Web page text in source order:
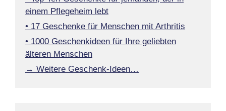
einem Pflegeheim lebt
• 17 Geschenke für Menschen mit Arthritis
• 1000 Geschenkideen für Ihre geliebten
älteren Menschen
→ Weitere Geschenk-Ideen…